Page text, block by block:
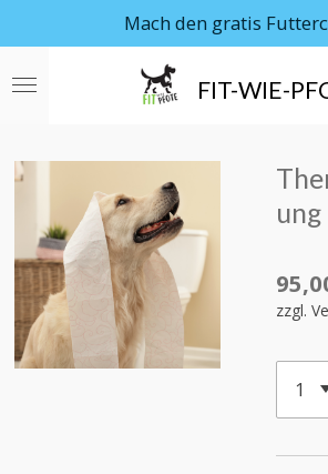
Hauptinhalt
springen
FIT-WIE-
Mach den gratis
zzgl.